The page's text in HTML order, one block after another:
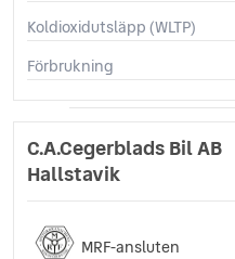
Koldioxidutsläpp (WLTP)
Förbrukning
C.A.Cegerblads Bil AB
Hallstavik
MRF-ansluten